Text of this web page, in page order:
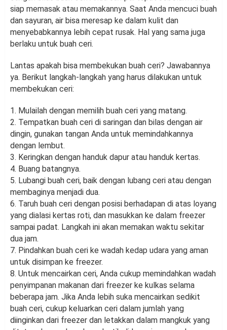
siap memasak atau memakannya. Saat Anda mencuci buah
dan sayuran, air bisa meresap ke dalam kulit dan
menyebabkannya lebih cepat rusak. Hal yang sama juga
berlaku untuk buah ceri.
Lantas apakah bisa membekukan buah ceri? Jawabannya
ya. Berikut langkah-langkah yang harus dilakukan untuk
membekukan ceri:
1. Mulailah dengan memilih buah ceri yang matang.
2. Tempatkan buah ceri di saringan dan bilas dengan air
dingin, gunakan tangan Anda untuk memindahkannya
dengan lembut.
3. Keringkan dengan handuk dapur atau handuk kertas.
4. Buang batangnya.
5. Lubangi buah ceri, baik dengan lubang ceri atau dengan
membaginya menjadi dua.
6. Taruh buah ceri dengan posisi berhadapan di atas loyang
yang dialasi kertas roti, dan masukkan ke dalam freezer
sampai padat. Langkah ini akan memakan waktu sekitar
dua jam.
7. Pindahkan buah ceri ke wadah kedap udara yang aman
untuk disimpan ke freezer.
8. Untuk mencairkan ceri, Anda cukup memindahkan wadah
penyimpanan makanan dari freezer ke kulkas selama
beberapa jam. Jika Anda lebih suka mencairkan sedikit
buah ceri, cukup keluarkan ceri dalam jumlah yang
diinginkan dari freezer dan letakkan dalam mangkuk yang